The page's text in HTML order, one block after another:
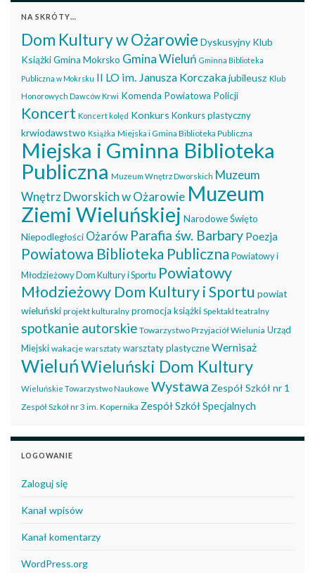
NA SKRÓTY…
Dom Kultury w Ożarowie Dyskusyjny Klub
KsiążkiGmina Mokrsko Gmina Wieluń Gminna Biblioteka
Publiczna w Mokrsku II LO im. Janusza Korczakajubileusz Klub
Honorowych Dawców Krwi Komenda Powiatowa Policji
Koncert Koncert kolęd Konkurs Konkurs plastyczny
krwiodawstwo Książka Miejska i Gmina Biblioteka Publiczna
Miejska i Gminna Biblioteka
Publiczna Muzeum Wnętrz Dworskich Muzeum
Wnętrz Dworskich w Ożarowie Muzeum
Ziemi Wieluńskiej Narodowe Święto
Niepodległości Ożarów Parafia św. Barbary Poezja
Powiatowa Biblioteka Publiczna Powiatowy i
Młodzieżowy Dom Kultury i Sportu Powiatowy
Młodzieżowy Dom Kultury i Sportu powiat
wieluński projekt kulturalny promocja książki Spektakl teatralny
spotkanie autorskie Towarzystwo Przyjaciół Wielunia Urząd
Miejski wakacje warsztaty warsztaty plastyczneWernisaż
WieluńWieluński Dom Kultury
Wieluńskie Towarzystwo Naukowe Wystawa Zespół Szkół nr 1
Zespół Szkół nr 3 im. Kopernika Zespół Szkół Specjalnych
LOGOWANIE
Zaloguj się
Kanał wpisów
Kanał komentarzy
WordPress.org